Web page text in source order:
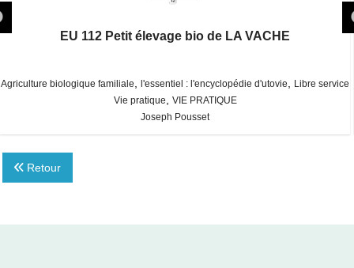
EU 112 Petit élevage bio de LA VACHE
Agriculture biologique familiale l'essentiel : l'encyclopédie d'utovie
Libre service
Vie pratique
VIE PRATIQUE
Joseph Pousset
Retour